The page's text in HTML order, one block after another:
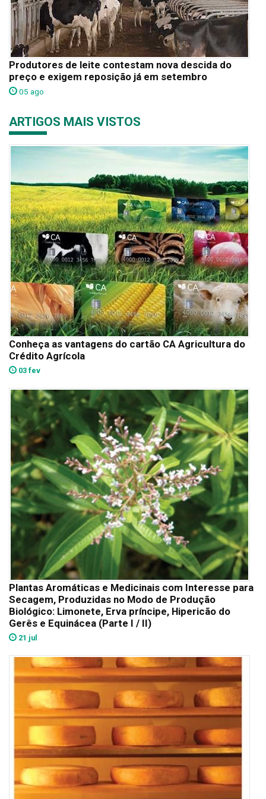
Produtores de leite contestam nova descida do
preço e exigem reposição já em setembro
05 ago
ARTIGOS MAIS VISTOS
Conheça as vantagens do cartão CA Agricultura do
Crédito Agrícola
03 fev
Plantas Aromáticas e Medicinais com Interesse para
Secagem, Produzidas no Modo de Produção
Biológico: Limonete, Erva príncipe, Hipericão do
Gerês e Equinácea (Parte I / II)
21 jul